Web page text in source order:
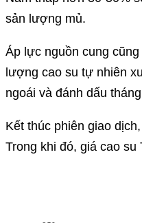
sản lượng mủ.
Áp lực nguồn cung
lượng cao su tự nhiên
ngoái và đánh dấu
Kết thúc phiên giao
Trong khi đó, giá cao